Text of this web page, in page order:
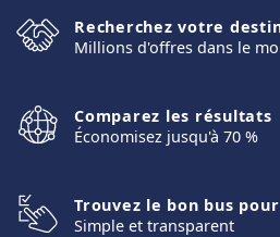
Recherchez votre
Millions d'offres dans le
Comparez les résultats
Économisez jusqu'à 70 %
Trouvez le bon bus
Simple et transparent